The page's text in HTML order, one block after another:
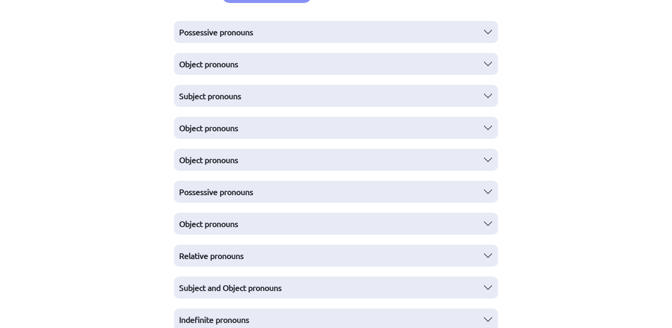
Possessive pronouns
Object pronouns
Subject pronouns
Object pronouns
Object pronouns
Possessive pronouns
Object pronouns
Relative pronouns
Subject and Object pronouns
Indefinite pronouns